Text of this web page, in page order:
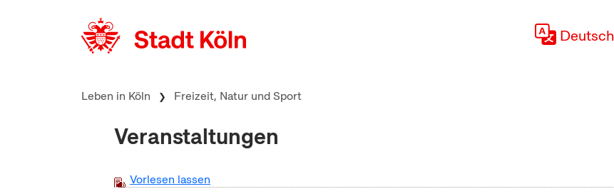
Deutsch
Leben in Köln Freizeit, Natur und Sport
Veranstaltungen
Vorlesen lassen